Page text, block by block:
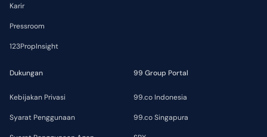
Karir
Pressroom
123PropInsight
Dukungan
Kebijakan Privasi
Syarat Penggunaan
99 Group Portal
99.co Indonesia
99.co Singapura